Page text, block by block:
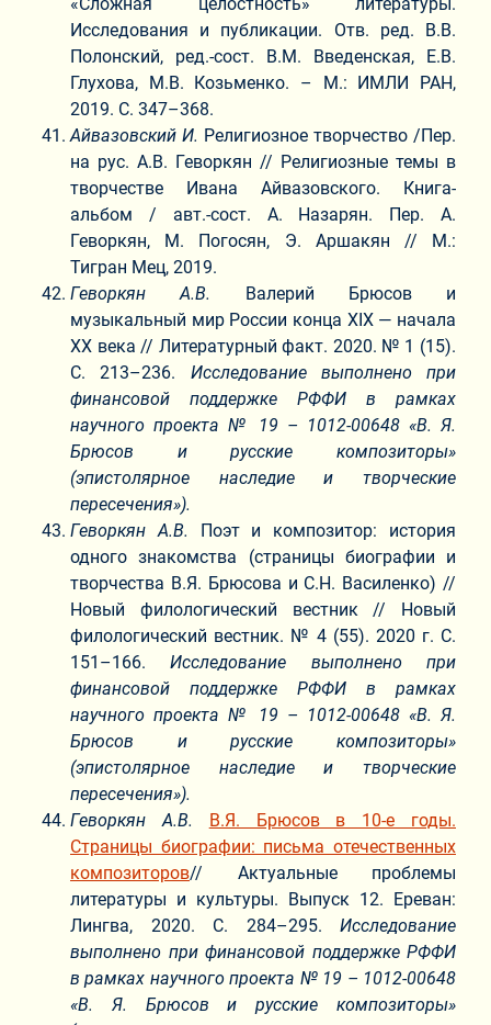
Исследования и публикации. Отв. ред. В.В.
Полонский, ред.-сост. В.М. Введенская, Е.В.
Глухова, М.В. Козьменко. – М.: ИМЛИ РАН,
2019. С. 347–368.
Айвазовский И. Религиозное творчество /Пер.
на рус. А.В. Геворкян // Религиозные темы в
творчестве Ивана Айвазовского. Книга-
альбом / авт.-сост. А. Назарян. Пер. А.
Геворкян, М. Погосян, Э. Аршакян // М.:
Тигран Мец, 2019.
Геворкян А.В.
Валерий Брюсов и
музыкальный мир России конца XIX — начала
XX века // Литературный факт. 2020. № 1 (15).
С. 213–236. Исследование выполнено при
финансовой поддержке РФФИ в рамках
научного проекта № 19 – 1012-00648 «В. Я.
Брюсов и русские композиторы»
(эпистолярное наследие и творческие
пересечения»).
Геворкян А.В. Поэт и композитор: история
одного знакомства (страницы биографии и
творчества В.Я. Брюсова и С.Н. Василенко) //
Новый филологический вестник // Новый
филологический вестник. № 4 (55). 2020 г. С.
151–166.Исследование выполнено при
финансовой поддержке РФФИ в рамках
научного проекта № 19 – 1012-00648 «В. Я.
Брюсов и русские композиторы»
(эпистолярное наследие и творческие
пересечения»).
Геворкян А.В.
В.Я. Брюсов в 10-е годы.
Страницы биографии: письма отечественных
композиторов// Актуальные проблемы
литературы и культуры. Выпуск 12. Ереван:
Лингва, 2020. С. 284–295. Исследование
выполнено при финансовой поддержке РФФИ
в рамках научного проекта № 19 – 1012-00648
«В. Я. Брюсов и русские композиторы»